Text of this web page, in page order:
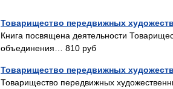
Товарищество передвижных
Книга посвящена деятельности
объединения… 810 руб
Товарищество передвижных
Товарищество передвижных